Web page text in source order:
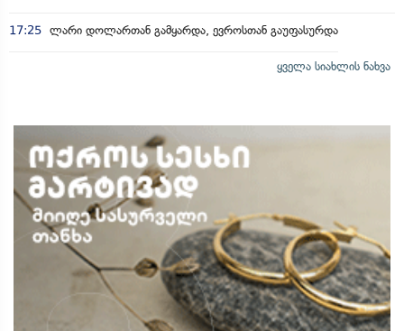
17:25 ლარი დოლართან გამყარდა, ევროსთან გაუფასურდა
ყველა სიახლის ნახვა